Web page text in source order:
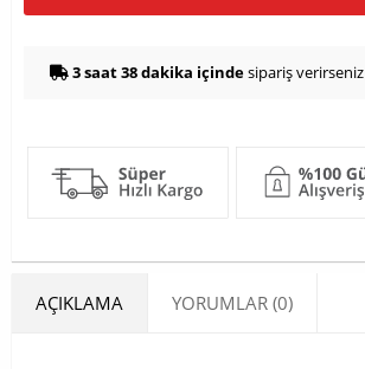
3 saat 38 dakika içindesipariş verirseniz
AÇIKLAMA YORUMLAR (0)